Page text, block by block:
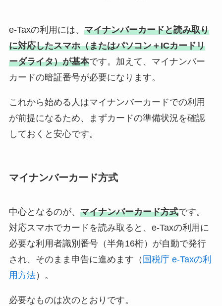
e-Taxの利用には、 マイナンバーカードと読み取り
に対応したスマホ（またはパソコン＋ICカードリ
ーダライタ）が基本です。加えて、マイナンバー
カードの暗証番号が必要になります。
これから始める人はマイナンバーカードでの利用
が前提になるため、まずカードの準備状況を確認
しておくと安心です。
マイナンバーカード方式
中心となるのが、 マイナンバーカード方式です。
対応スマホでカードを読み取ると、e-Taxの利用に
必要な利用者識別番号（半角16桁）が自動で発行
され、そのまま申告に進めます（ 国税庁 e-Taxの利
用方法）。
必要なものは次のとおりです。